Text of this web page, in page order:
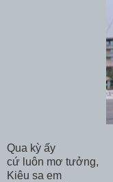
Qua kỳ ấy
cứ luôn mơ tưởng,
Kiêu sa em